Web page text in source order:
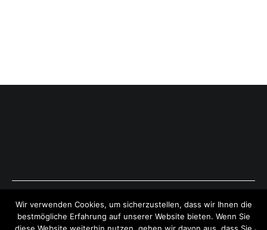
Copyright © 2026ExpressAntworten.com . All rights reserved.
Theme:Cenote by ThemeGrill. Powered byWordPress .
Wir verwenden Cookies, um sicherzustellen, dass wir Ihnen die
bestmögliche Erfahrung auf unserer Website bieten. Wenn Sie